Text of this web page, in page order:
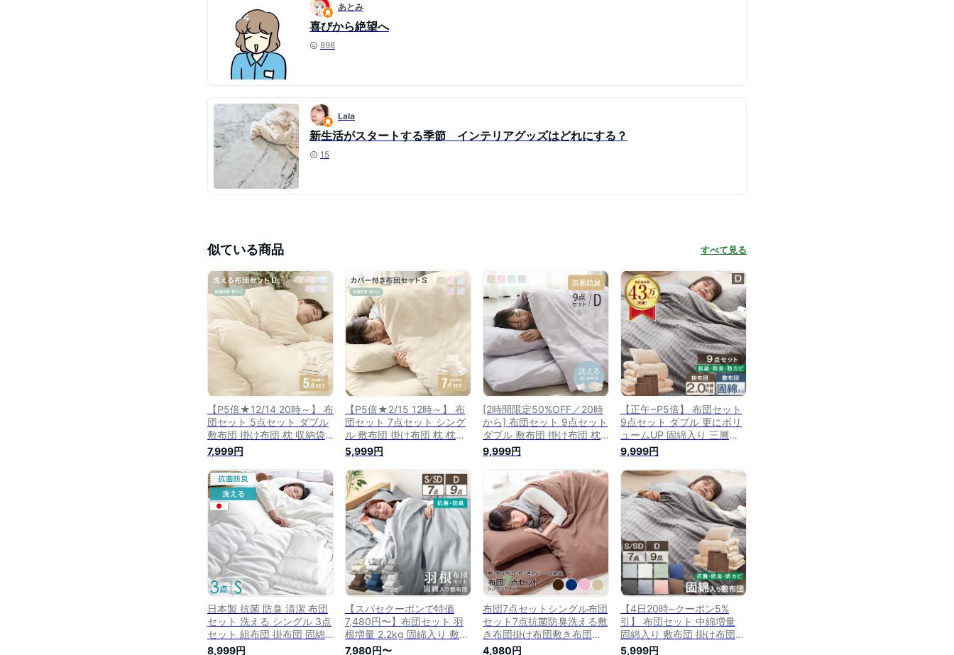
あとみ
喜びから絶望へ
898
Lala
新生活がスタートする季節 インテリアグッズはどれにする？
15
似ている商品 すべて見る
【P5倍★12/14 20時～】 布
団セット 5点セット ダブル
敷布団 掛け布団 枕 収納袋
固綿入り 洗える 抗菌 防臭
防カビ 低ホルム 収納ケース
付 掛布団 敷き布団 組布団
布団 5点
7,999円
【P5倍★2/15 12時～】 布
団セット 7点セット シング
ル 敷布団 掛け布団 枕 枕カ
バー 収納袋 固綿入り 洗え
る 抗菌 防臭 防カビ 低ホル
ム 収納ケース付 掛布団 カ
バー付き 敷き布団 組布団
布団 7点
5,999円
[2時間限定50%OFF／20時
から] 布団セット 9点セット
ダブル 敷布団 掛け布団 枕
枕カバー 収納袋 固綿入り
洗える 抗菌 防臭 防カビ 低
ホルム 収納ケース付 掛布団
カバー付き 敷き布団 組布団
9点 布団
9,999円
【正午~P5倍】 布団セット
9点セット ダブル 更にボリ
ュームUP 固綿入り 三層敷
布団 洗える 増量2kg 掛布団
抗菌 防臭 防カビ カバー付
き 収納ケース付き 敷布団
枕 布団 ふとんセット 掛け
布団 敷き布団 組布団 組布
団セット 無地
9,999円
日本製 抗菌 防臭 清潔 布団
セット 洗える シングル 3点
セット 組布団 掛布団 固綿
入り 敷布団 掛け布団 ふと
8,999円
【スパセクーポンで特価
7,480円〜】布団セット 羽
根増量 2.2kg 固綿入り 敷布
団 掛け布団 洗える 抗菌 防
7,980円〜
布団7点セットシングル布団
セット7点抗菌防臭洗える敷
き布団掛け布団敷き布団カ
バー掛け布団カバー枕枕カ
4,980円
【4日20時~クーポン5%
引】 布団セット 中綿増量
固綿入り 敷布団 掛け布団
洗える 抗菌 防臭 防カビ 収
5,999円